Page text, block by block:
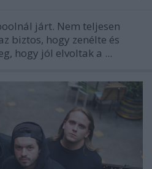
járt. Nem teljesen
biztos, hogy zenélte és
hogy jól elvoltak a ...